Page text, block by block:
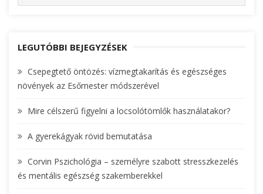
e
c
f
o
:
E
LEGUTÓBBI BEJEGYZÉSEK
Csepegtető öntözés: vízmegtakarítás és egészséges
növények az Esőmester módszerével
Mire célszerű figyelni a locsolótömlők használatakor?
A gyerekágyak rövid bemutatása
Corvin Pszichológia – személyre szabott stresszkezelés
és mentális egészség szakemberekkel